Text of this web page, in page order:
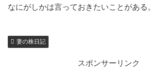
なにがしかは言っておきたいことがある。
妻の株日記
スポンサーリンク